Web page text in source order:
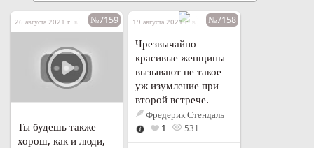
26 августа 2021 г. в 18:47№7159
Ты будешь также
хорош, как и люди,
19 августа 2021 г. в 17:10№7158
Чрезвычайно
красивые женщины
вызывают не такое
уж изумление при
второй встрече.
Фредерик Стендаль
1
531